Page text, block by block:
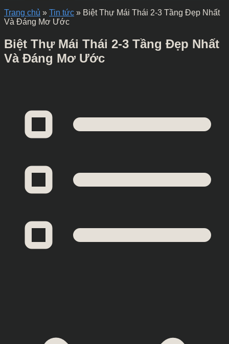
Trang chủ » Tin tức » Biệt Thự Mái Thái 2-3 Tầng Đẹp Nhất
Và Đáng Mơ Ước
Biệt Thự Mái Thái 2-3 Tầng Đẹp Nhất
Và Đáng Mơ Ước